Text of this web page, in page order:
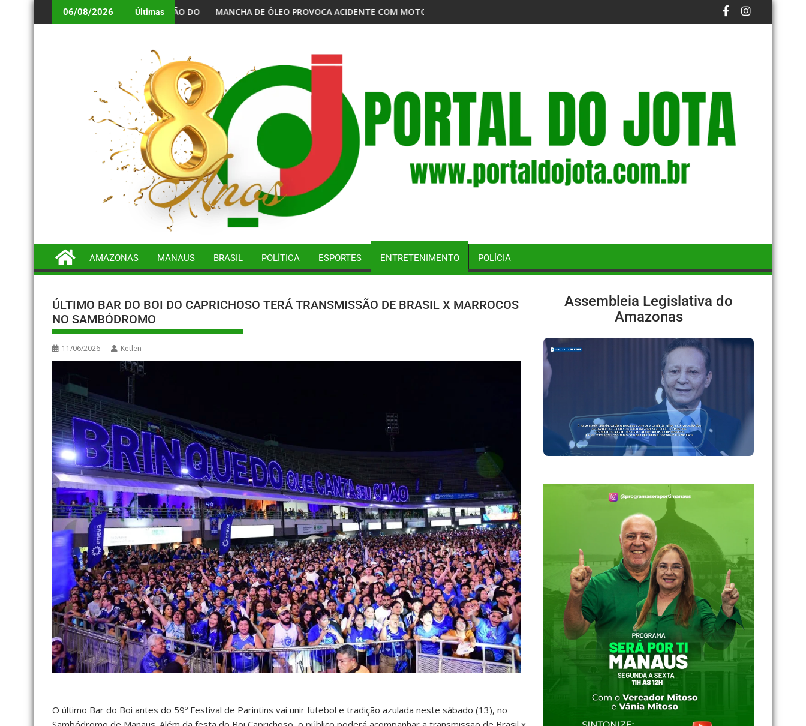
06/08/2026 Últimas
DO PROGRAMA DE RESIDÊNCIA
DO VIADUTO MIGUEL ARRAES COM FRENTES SIMULTÂNEAS DE OBRAS
MANCHA DE ÓLEO PROVOCA ACIDENTE COM MOTO POR APLICATIVO E DEIXA PASSAGEIRA FERIDA EM MANAUSSHOW DE BANDA AMAZONENSE VIRALIZA NAS REDES SOCIAIS E DESTACA CULTURA DA REGIÃO
CAPITAL PODE TER MAIS UM DIA DE
AMAZONAS MANAUS BRASIL POLÍTICA ESPORTES ENTRETENIMENTO POLÍCIA
ÚLTIMO BAR DO BOI DO CAPRICHOSO TERÁ TRANSMISSÃO DE BRASIL X MARROCOS
NO SAMBÓDROMO
11/06/2026 Ketlen
O último Bar do Boi antes do 59º Festival de Parintins vai unir futebol e tradição azulada neste sábado (13), no
Assembleia Legislativa do
Amazonas